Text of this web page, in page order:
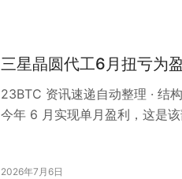
三星晶圆代工6月扭亏为盈
23BTC 资讯速递自动整理 · 结
今年 6 月实现单月盈利，这是
2026年7月6日